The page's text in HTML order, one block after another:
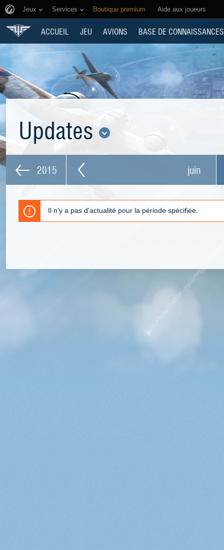
Jeux Services Boutique premium Aide aux joueurs
ACCUEIL JEU AVIONS BASE DE CONNAISSANCES
Updates
2015 juin
Il n'y a pas d'actualité pour la période spécifiée.